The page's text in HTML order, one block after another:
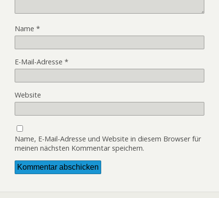
Name *
E-Mail-Adresse *
Website
Name, E-Mail-Adresse und Website in diesem Browser für
meinen nächsten Kommentar speichern.